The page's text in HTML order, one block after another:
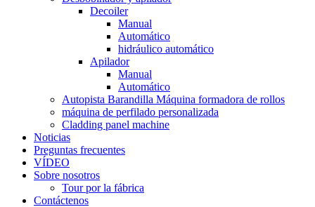
Decoiler
Manual
Automático
hidráulico automático
Apilador
Manual
Automático
Autopista Barandilla Máquina formadora de rollos
máquina de perfilado personalizada
Cladding panel machine
Noticias
Preguntas frecuentes
VÍDEO
Sobre nosotros
Tour por la fábrica
Contáctenos